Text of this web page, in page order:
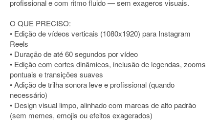
profissional e com ritmo fluido — sem exageros visuais.
O QUE PRECISO:
• Edição de vídeos verticais (1080x1920) para Instagram
Reels
• Duração de até 60 segundos por vídeo
• Edição com cortes dinâmicos, inclusão de legendas, zooms
pontuais e transições suaves
• Adição de trilha sonora leve e profissional (quando
necessário)
• Design visual limpo, alinhado com marcas de alto padrão
(sem memes, emojis ou efeitos exagerados)